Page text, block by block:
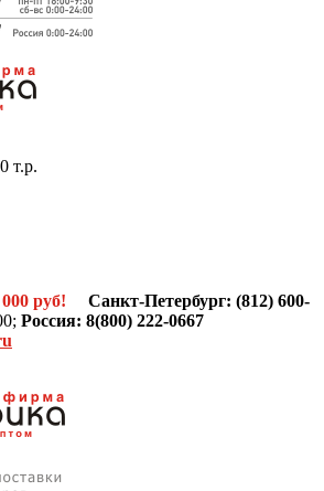
т.р.
руб! Санкт-Петербург: (812) 600-
Россия: 8(800) 222-0667